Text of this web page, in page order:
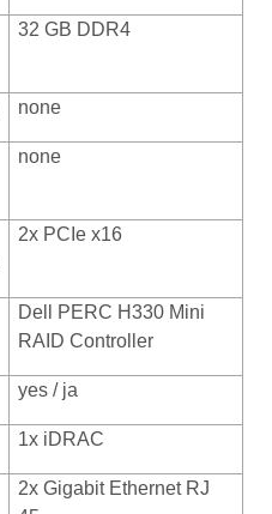
32 GB DDR4
none
none
2x PCIe x16
Dell PERC H330 Mini
RAID Controller
yes / ja
1x iDRAC
2x Gigabit Ethernet RJ